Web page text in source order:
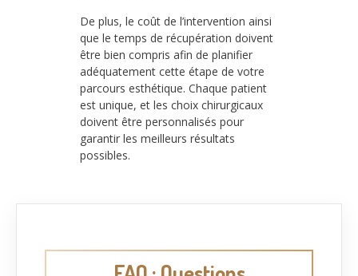
De plus, le coût de l’intervention ainsi
que le temps de récupération doivent
être bien compris afin de planifier
adéquatement cette étape de votre
parcours esthétique. Chaque patient
est unique, et les choix chirurgicaux
doivent être personnalisés pour
garantir les meilleurs résultats
possibles.